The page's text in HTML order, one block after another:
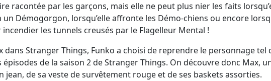
racontée par les garçons, mais elle ne peut plus nier les faits
Démogorgon, lorsqu’elle affronte les Démo-chiens ou encore
les tunnels creusés par le Flagelleur Mental !
dans Stranger Things, Funko a choisi de reprendre le personnage tel
de la saison 2 de Stranger Things. On découvre donc Max,
jean, de sa veste de survêtement rouge et de ses baskets assorties.